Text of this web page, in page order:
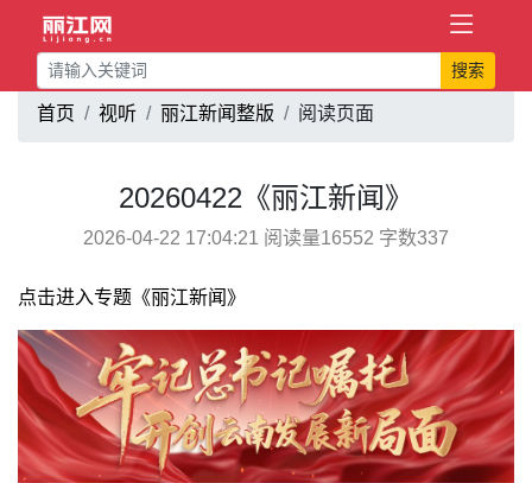
搜索
首页 视听 丽江新闻整版 阅读页面
20260422《丽江新闻》
2026-04-22 17:04:21 阅读量16552 字数337
点击进入专题《丽江新闻》